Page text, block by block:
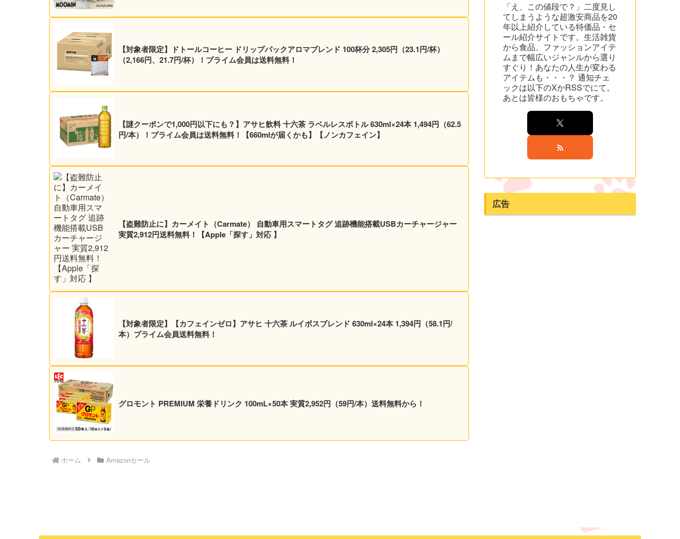
【対象者限定】ドトールコーヒー ドリップパックアロマブレンド 100杯分 2,305円（23.1円/杯）
（2,166円、21.7円/杯）！プライム会員は送料無料！
【謎クーポンで1,000円以下にも？】アサヒ飲料 十六茶 ラベルレスボトル 630ml×24本 1,494円（62.5
円/本）！プライム会員は送料無料！【660mlが届くかも】【ノンカフェイン】
【盗難防止に】カーメイト（Carmate） 自動車用スマートタグ 追跡機能搭載USBカーチャージャー
実質2,912円送料無料！【Apple「探す」対応 】
【対象者限定】【カフェインゼロ】アサヒ 十六茶 ルイボスブレンド 630ml×24本 1,394円（58.1円/
本）プライム会員送料無料！
グロモント PREMIUM 栄養ドリンク 100mL×50本 実質2,952円（59円/本）送料無料から！
ホーム Amazonセール
「え、この値段で？」二度見し
てしまうような超激安商品を20
年以上紹介している特価品・セ
ール紹介サイトです。生活雑貨
から食品、ファッションアイテ
ムまで幅広いジャンルから選り
すぐり！あなたの人生が変わる
アイテムも・・・？ 通知チェ
ックは以下のXかRSSでにて。
あとは皆様のおもちゃです。
広告